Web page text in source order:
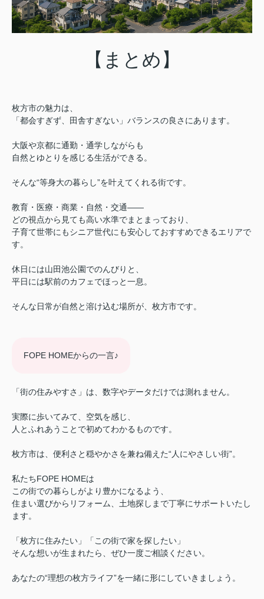
【まとめ】
枚方市の魅力は、
「都会すぎず、田舎すぎない」バランスの良さにあります。
大阪や京都に通勤・通学しながらも
自然とゆとりを感じる生活ができる。
そんな“等身大の暮らし”を叶えてくれる街です。
教育・医療・商業・自然・交通——
どの視点から見ても高い水準でまとまっており、
子育て世帯にもシニア世代にも安心しておすすめできるエリアで
す。
休日には山田池公園でのんびりと、
平日には駅前のカフェでほっと一息。
そんな日常が自然と溶け込む場所が、枚方市です。
FOPE HOMEからの一言♪
「街の住みやすさ」は、数字やデータだけでは測れません。
実際に歩いてみて、空気を感じ、
人とふれあうことで初めてわかるものです。
枚方市は、便利さと穏やかさを兼ね備えた“人にやさしい街”。
私たちFOPE HOMEは
この街での暮らしがより豊かになるよう、
住まい選びからリフォーム、土地探しまで丁寧にサポートいたし
ます。
「枚方に住みたい」「この街で家を探したい」
そんな想いが生まれたら、ぜひ一度ご相談ください。
あなたの“理想の枚方ライフ”を一緒に形にしていきましょう。